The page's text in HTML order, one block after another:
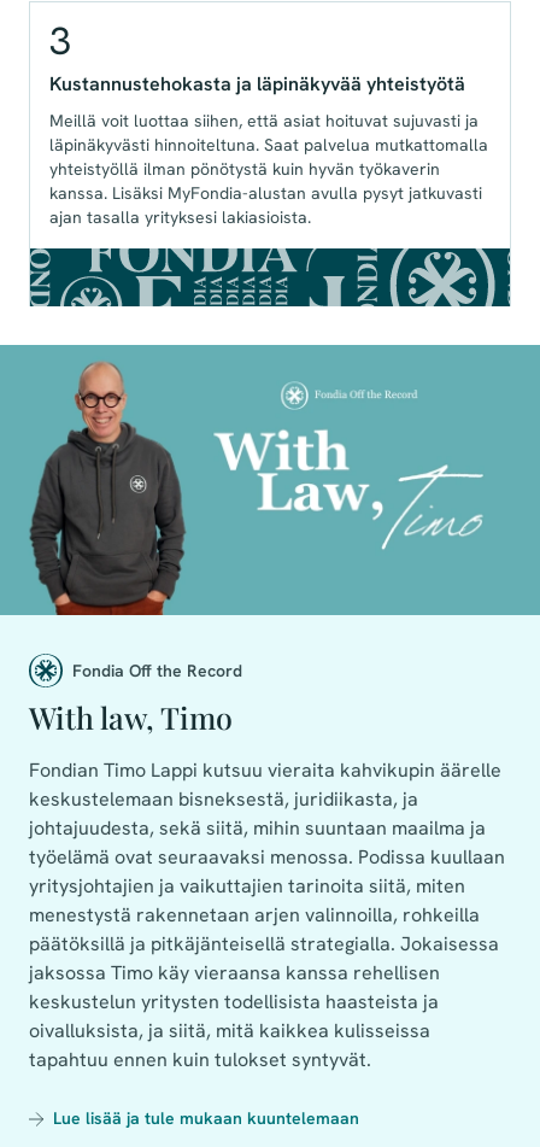
3
Kustannustehokasta ja läpinäkyvää yhteistyötä
Meillä voit luottaa siihen, että asiat hoituvat sujuvasti ja
läpinäkyvästi hinnoiteltuna. Saat palvelua mutkattomalla
yhteistyöllä ilman pönötystä kuin hyvän työkaverin
kanssa. Lisäksi MyFondia-alustan avulla pysyt jatkuvasti
ajan tasalla yrityksesi lakiasioista.
Fondia Off the Record
With law, Timo
Fondian Timo Lappi kutsuu vieraita kahvikupin äärelle
keskustelemaan bisneksestä, juridiikasta, ja
johtajuudesta, sekä siitä, mihin suuntaan maailma ja
työelämä ovat seuraavaksi menossa. Podissa kuullaan
yritysjohtajien ja vaikuttajien tarinoita siitä, miten
menestystä rakennetaan arjen valinnoilla, rohkeilla
päätöksillä ja pitkäjänteisellä strategialla. Jokaisessa
jaksossa Timo käy vieraansa kanssa rehellisen
keskustelun yritysten todellisista haasteista ja
oivalluksista, ja siitä, mitä kaikkea kulisseissa
tapahtuu ennen kuin tulokset syntyvät.
Lue lisää ja tule mukaan kuuntelemaan